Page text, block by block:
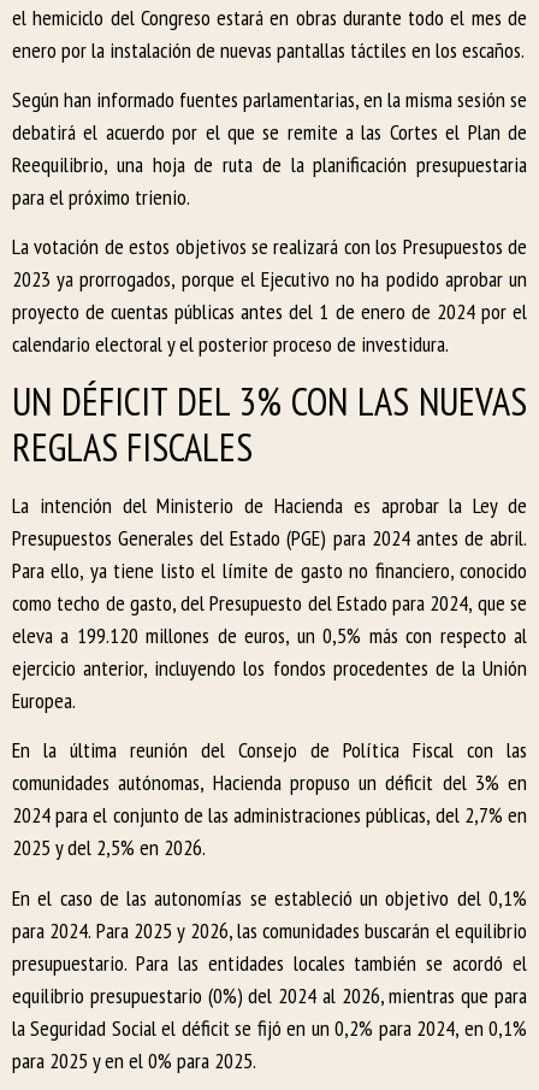
el hemiciclo del Congreso estará en obras durante todo el mes de
enero por la instalación de nuevas pantallas táctiles en los escaños.
Según han informado fuentes parlamentarias, en la misma sesión se
debatirá el acuerdo por el que se remite a las Cortes el Plan de
Reequilibrio, una hoja de ruta de la planificación presupuestaria
para el próximo trienio.
La votación de estos objetivos se realizará con los Presupuestos de
2023 ya prorrogados, porque el Ejecutivo no ha podido aprobar un
proyecto de cuentas públicas antes del 1 de enero de 2024 por el
calendario electoral y el posterior proceso de investidura.
UN DÉFICIT DEL 3% CON LAS NUEVAS
REGLAS FISCALES
La intención del Ministerio de Hacienda es aprobar la Ley de
Presupuestos Generales del Estado (PGE) para 2024 antes de abril.
Para ello, ya tiene listo el límite de gasto no financiero, conocido
como techo de gasto, del Presupuesto del Estado para 2024, que se
eleva a 199.120 millones de euros, un 0,5% más con respecto al
ejercicio anterior, incluyendo los fondos procedentes de la Unión
Europea.
En la última reunión del Consejo de Política Fiscal con las
comunidades autónomas, Hacienda propuso un déficit del 3% en
2024 para el conjunto de las administraciones públicas, del 2,7% en
2025 y del 2,5% en 2026.
En el caso de las autonomías se estableció un objetivo del 0,1%
para 2024. Para 2025 y 2026, las comunidades buscarán el equilibrio
presupuestario. Para las entidades locales también se acordó el
equilibrio presupuestario (0%) del 2024 al 2026, mientras que para
la Seguridad Social el déficit se fijó en un 0,2% para 2024, en 0,1%
para 2025 y en el 0% para 2025.